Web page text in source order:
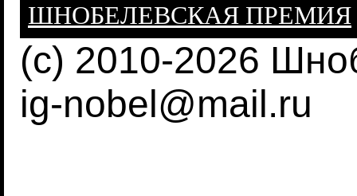
ШНОБЕЛЕВСКАЯ ПРЕМИЯ
(c) 2010-2026
ig-nobel@mail.ru